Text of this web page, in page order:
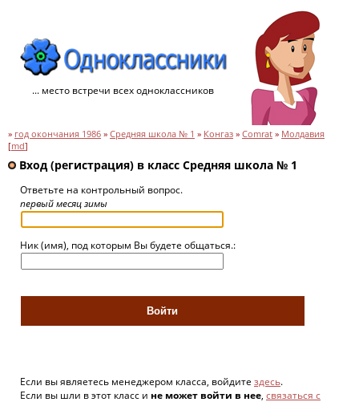
... место встречи всех одноклассников
» год окончания 1986 » Средняя школа № 1 » Конгаз » Comrat » Молдавия
[md]
Вход (регистрация) в класс Средняя школа № 1
Ответьте на контрольный вопрос.
первый месяц зимы
Ник (имя), под которым Вы будете общаться.:
Если вы являетесь менеджером класса, войдите здесь.
Если вы шли в этот класс и не может войти в нее, связаться с